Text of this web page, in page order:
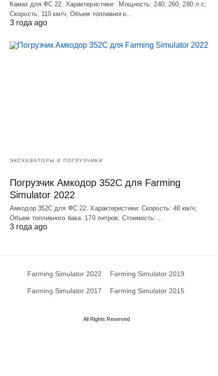
Камаз для ФС 22. Характеристики: Мощность: 240, 260, 280 л.с;
Скорость: 110 км/ч; Объем топливного…
3 года ago
ЭКСКАВАТОРЫ И ПОГРУЗЧИКИ
Погрузчик Амкодор 352С для Farming
Simulator 2022
Амкодор 352С для ФС 22. Характеристики: Скорость: 40 км/ч;
Объем топливного бака: 170 литров; Стоимость:…
3 года ago
Farming Simulator 2022 Farming Simulator 2019
Farming Simulator 2017 Farming Simulator 2015
All Rights Reserved